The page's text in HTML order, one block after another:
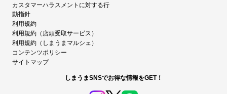
カスタマーハラスメントに対する行
動指針
利用規約
利用規約（店頭受取サービス）
利用規約（しまうまマルシェ）
コンテンツポリシー
サイトマップ
しまうまSNSでお得な情報をGET！